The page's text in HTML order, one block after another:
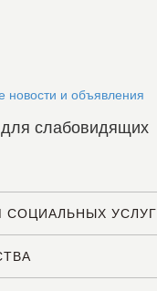
новости и объявления
слабовидящих
СОЦИАЛЬНЫХ УСЛУГ